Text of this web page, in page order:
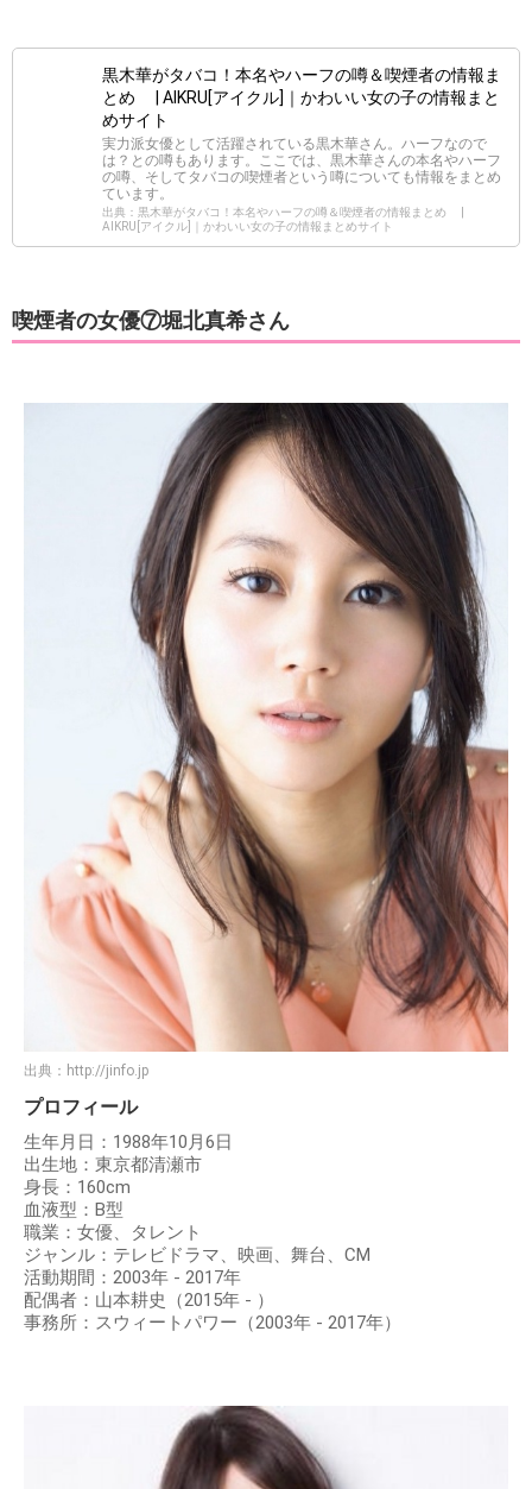
黒木華がタバコ！本名やハーフの噂＆喫煙者の情報ま
とめ | AIKRU[アイクル]｜かわいい女の子の情報まと
めサイト
実力派女優として活躍されている黒木華さん。ハーフなので
は？との噂もあります。ここでは、黒木華さんの本名やハーフ
の噂、そしてタバコの喫煙者という噂についても情報をまとめ
ています。
出典：黒木華がタバコ！本名やハーフの噂＆喫煙者の情報まとめ |
AIKRU[アイクル]｜かわいい女の子の情報まとめサイト
喫煙者の女優⑦堀北真希さん
出典： http://jinfo.jp
プロフィール
生年月日：1988年10月6日
出生地：東京都清瀬市
身長：160cm
血液型：B型
職業：女優、タレント
ジャンル：テレビドラマ、映画、舞台、CM
活動期間：2003年 - 2017年
配偶者：山本耕史（2015年 - ）
事務所：スウィートパワー（2003年 - 2017年）